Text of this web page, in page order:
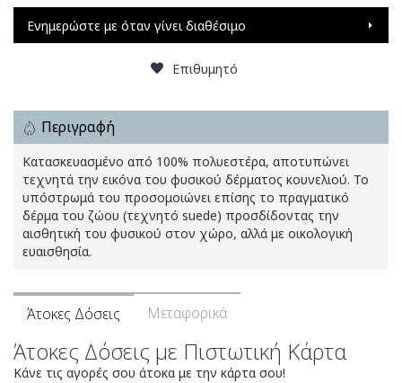
Ενημερώστε με όταν γίνει διαθέσιμο
Επιθυμητό
Περιγραφή
Κατασκευασμένο από 100% πολυεστέρα, αποτυπώνει
τεχνητά την εικόνα του φυσικού δέρματος κουνελιού. Το
υπόστρωμά του προσομοιώνει επίσης το πραγματικό
δέρμα του ζώου (τεχνητό suede) προσδίδοντας την
αισθητική του φυσικού στον χώρο, αλλά με οικολογική
ευαισθησία.
Άτοκες Δόσεις Μεταφορικά
Άτοκες Δόσεις με Πιστωτική Κάρτα
Κάνε τις αγορές σου άτοκα με την κάρτα σου!